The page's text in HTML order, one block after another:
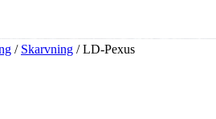
/ Skarvning / LD-Pexus